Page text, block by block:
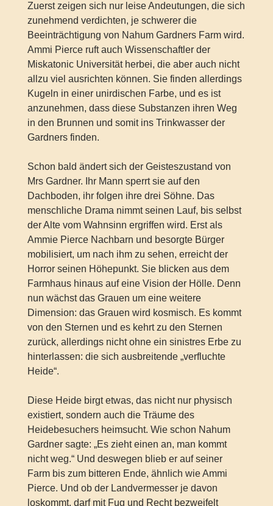
Zuerst zeigen sich nur leise Andeutungen, die sich
zunehmend verdichten, je schwerer die
Beeinträchtigung von Nahum Gardners Farm wird.
Ammi Pierce ruft auch Wissenschaftler der
Miskatonic Universität herbei, die aber auch nicht
allzu viel ausrichten können. Sie finden allerdings
Kugeln in einer unirdischen Farbe, und es ist
anzunehmen, dass diese Substanzen ihren Weg
in den Brunnen und somit ins Trinkwasser der
Gardners finden.
Schon bald ändert sich der Geisteszustand von
Mrs Gardner. Ihr Mann sperrt sie auf den
Dachboden, ihr folgen ihre drei Söhne. Das
menschliche Drama nimmt seinen Lauf, bis selbst
der Alte vom Wahnsinn ergriffen wird. Erst als
Ammie Pierce Nachbarn und besorgte Bürger
mobilisiert, um nach ihm zu sehen, erreicht der
Horror seinen Höhepunkt. Sie blicken aus dem
Farmhaus hinaus auf eine Vision der Hölle. Denn
nun wächst das Grauen um eine weitere
Dimension: das Grauen wird kosmisch. Es kommt
von den Sternen und es kehrt zu den Sternen
zurück, allerdings nicht ohne ein sinistres Erbe zu
hinterlassen: die sich ausbreitende „verfluchte
Heide“.
Diese Heide birgt etwas, das nicht nur physisch
existiert, sondern auch die Träume des
Heidebesuchers heimsucht. Wie schon Nahum
Gardner sagte: „Es zieht einen an, man kommt
nicht weg.“ Und deswegen blieb er auf seiner
Farm bis zum bitteren Ende, ähnlich wie Ammi
Pierce. Und ob der Landvermesser je davon
loskommt, darf mit Fug und Recht bezweifelt